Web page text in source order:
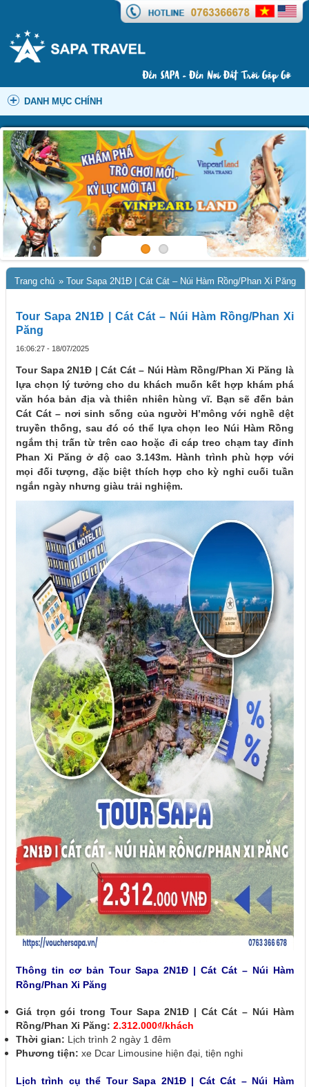
DANH MỤC CHÍNH
Trang chủ » Tour Sapa 2N1Đ | Cát Cát – Núi Hàm Rồng/Phan Xi Păng
Tour Sapa 2N1Đ | Cát Cát – Núi Hàm Rồng/Phan Xi
Păng
16:06:27 - 18/07/2025
Tour Sapa 2N1Đ | Cát Cát – Núi Hàm Rồng/Phan Xi Păng là
lựa chọn lý tưởng cho du khách muốn kết hợp khám phá
văn hóa bản địa và thiên nhiên hùng vĩ. Bạn sẽ đến bản
Cát Cát – nơi sinh sống của người H’mông với nghề dệt
truyền thống, sau đó có thể lựa chọn leo Núi Hàm Rồng
ngắm thị trấn từ trên cao hoặc đi cáp treo chạm tay đỉnh
Phan Xi Păng ở độ cao 3.143m. Hành trình phù hợp với
mọi đối tượng, đặc biệt thích hợp cho kỳ nghỉ cuối tuần
ngắn ngày nhưng giàu trải nghiệm.
Thông tin cơ bản Tour Sapa 2N1Đ | Cát Cát – Núi Hàm
Rồng/Phan Xi Păng
Giá trọn gói trong Tour Sapa 2N1Đ | Cát Cát – Núi Hàm
Rồng/Phan Xi Păng: 2.312.000₫/khách
Thời gian: Lịch trình 2 ngày 1 đêm
Phương tiện: xe Dcar Limousine hiện đại, tiện nghi
Lịch trình cụ thể Tour Sapa 2N1Đ | Cát Cát – Núi Hàm